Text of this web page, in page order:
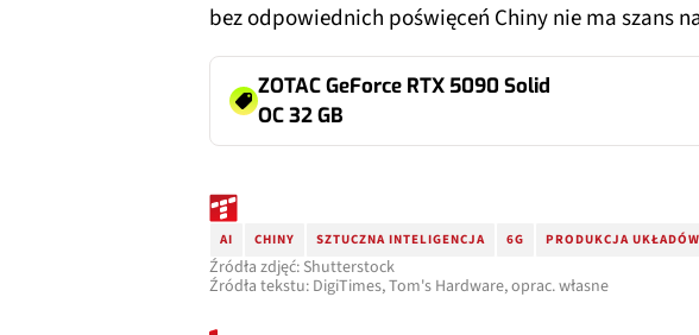
bez odpowiednich poświęceń Chiny nie ma szans
ZOTAC GeForce RTX 5090 Solid
OC 32 GB
AI CHINY SZTUCZNA INTELIGENCJA 6G PRODUKCJA
Źródła zdjęć: Shutterstock
Źródła tekstu: DigiTimes, Tom's Hardware, oprac. własne